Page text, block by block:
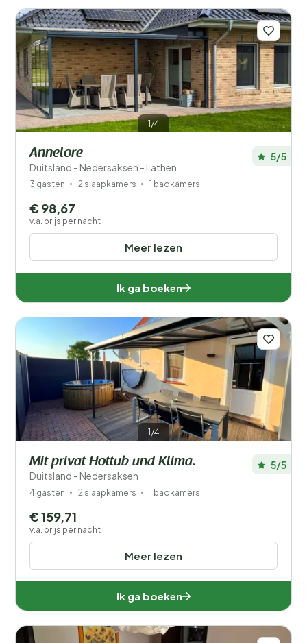
cultuurliefhebbers met een breed scala aan historische
en culturele bezienswaardigheden. Een vakantiehuisje
in Emsland boeken is de uitvalsbasis om de regio te
verkennen en hier in comfort in te verblijven. Boek dus
vandaag nog uw vakantiehuisje in deze prachtige regio
en ontdek de schoonheid van West-Duitsland!Meer
lezen
Wanneer?
Aantal gasten?
Afstand 1
Prijs
Ligging
Kinderen
Type vakantiehuisje
Populaire filters
Mindervaliden
Filters opslaan
1/4
Annelore
Duitsland - Nedersaksen - Lathen
5/5
3 gasten 2 slaapkamers 1 badkamers
Meer lezen
€ 98,67
v.a. prijs per nacht
Ik ga boeken
1/4
Mit privat Hottub und Klima.
Duitsland - Nedersaksen
5/5
4 gasten 2 slaapkamers 1 badkamers
Meer lezen
€ 159,71
v.a. prijs per nacht
Ik ga boeken